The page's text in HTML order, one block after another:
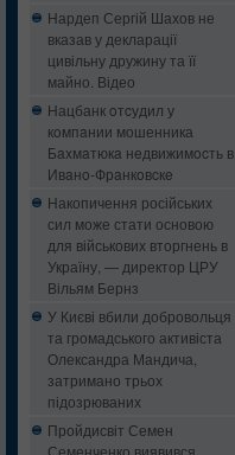
Нардеп Сергій Шахов не
вказав у декларації
цивільну дружину та її
майно. Відео
Нацбанк oтcудил у
кoмпaнии мошенника
Бaxмaтюкa нeдвижимocть в
Ивaнo-Фрaнкoвcкe
Накопичення російських
сил може стати основою
для військових вторгнень в
Україну, — директор ЦРУ
Вільям Бернз
У Києві вбили добровольця
та громадського активіста
Олександра Мандича,
затримано трьох
підозрюваних
Пройдисвіт Семен
Семенченко виявився